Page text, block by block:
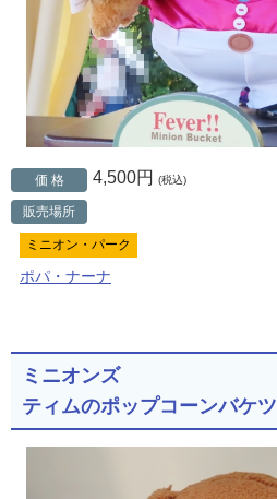
価 格 4,500円 (税込)
販売場所
ミニオン・パーク
ポパ・ナーナ
ミニオンズ
ティムのポップコーンバケツ